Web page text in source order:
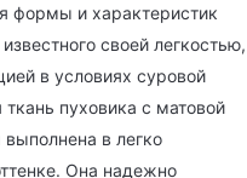
формы и характеристик
своей легкостью,
в условиях суровой
пуховика с матовой
в легко
Она надежно